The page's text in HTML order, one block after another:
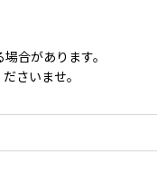
合があります。
さいませ。